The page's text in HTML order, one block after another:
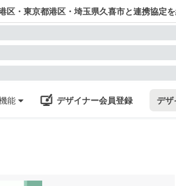
区・東京都港区・埼玉県久喜市と連携協定
能 デザイナー会員登録 デザ